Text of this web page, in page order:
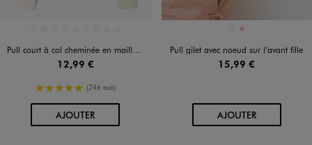
Pull court à col cheminée en maille côtelée fille
12,99 €
5/5 de moyenne
(246 avis)
AJOUTERAU PANIER
Disponible en 2 coloris
BEIGE CHINE
ROSE
Pull gilet avec noeud sur l’avant fille
15,99 €
AJOUTERAU PANIER